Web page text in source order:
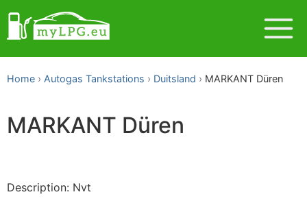
Home Autogas Tankstations Duitsland MARKANT Düren
MARKANT Düren
Description: Nvt